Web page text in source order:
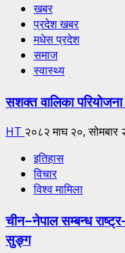
खबर
प्रदेश खबर
मधेस प्रदेश
समाज
स्वास्थ्य
सशक्त वालिका
HT २०८२ माघ २०, सोमबार
इतिहास
विचार
विश्व मामिला
चीन–नेपाल सम्बन्ध
सुङ्ग